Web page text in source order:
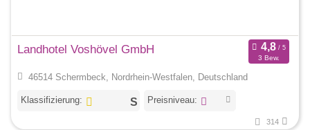
Landhotel Voshövel GmbH
3 Bew.
46514 Schermbeck, Nordrhein-Westfalen, Deutschland
Klassifizierung: Preisniveau:
314